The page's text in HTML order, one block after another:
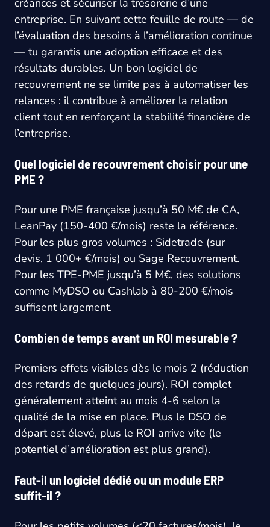
créances et sécuriser la trésorerie d’une
entreprise. En suivant cette feuille de route — de
l’évaluation des besoins à l’amélioration continue
— tu garantis une adoption efficace et des
résultats durables. Un bon logiciel de
recouvrement ne se limite pas à automatiser les
relances : il contribue à améliorer la relation
client tout en renforçant la stabilité financière de
l’entreprise.
Quel logiciel de recouvrement choisir pour une
PME ?
Pour une PME française jusqu’à 50 M€ de CA,
LeanPay (150-400 €/mois) reste la référence.
Pour les plus gros volumes : Sidetrade (sur
devis, 1 000+ €/mois) ou Sage Recouvrement.
Pour les TPE-PME jusqu’à 5 M€, des solutions
comme MyDSO ou Cashlab à 80-200 €/mois
suffisent largement.
Combien de temps avant un ROI mesurable ?
Premiers effets visibles dès le mois 2 (réduction
des retards de quelques jours). ROI complet
généralement atteint au mois 4-6 selon la
qualité de la mise en place. Plus le DSO de
départ est élevé, plus le ROI arrive vite (le
potentiel d’amélioration est plus grand).
Faut-il un logiciel dédié ou un module ERP
suffit-il ?